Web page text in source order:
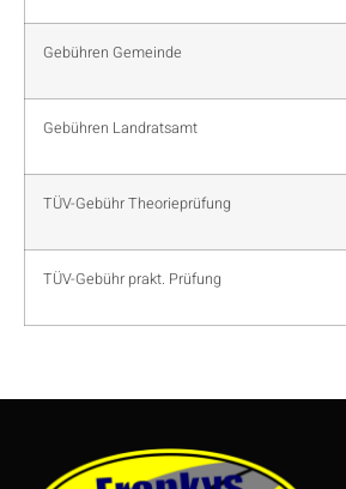
Gebühren Gemeinde
Gebühren Landratsamt
TÜV-Gebühr Theorieprüfung
TÜV-Gebühr prakt. Prüfung